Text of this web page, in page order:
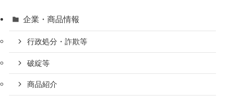
企業・商品情報
行政処分・詐欺等
破綻等
商品紹介